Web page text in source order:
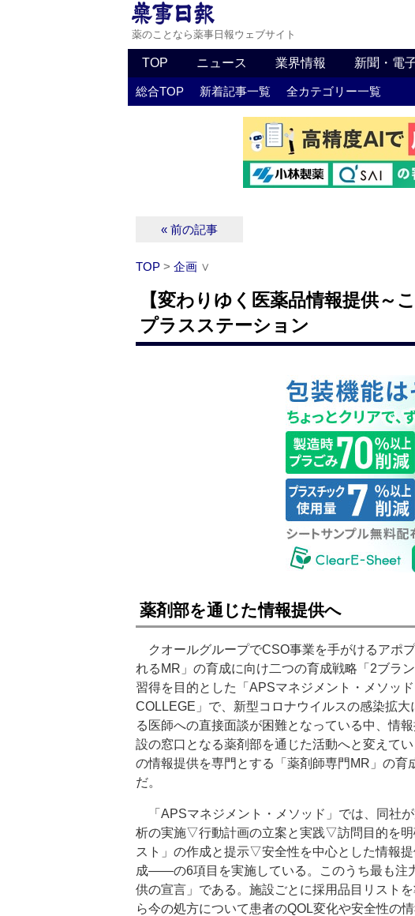
薬のことなら薬事日報ウェブサイト
TOP ニュース 業界情報 新聞・電
総合TOP 新着記事一覧 全カテゴリー一覧
« 前の記事
TOP > 企画 ∨
【変わりゆく医薬品情報提供～
プラスステーション
薬剤部を通じた情報提供へ
クオールグループでCSO事業を手がけるアポ
れるMR」の育成に向け二つの育成戦略「2ブラ
習得を目的とした「APSマネジメント・メソッ
COLLEGE」で、新型コロナウイルスの感染拡
る医師への直接面談が困難となっている中、情
設の窓口となる薬剤部を通じた活動へと変えて
の情報提供を専門とする「薬剤師専門MR」の
だ。
「APSマネジメント・メソッド」では、同社
析の実施▽行動計画の立案と実践▽訪問目的を
スト」の作成と提示▽安全性を中心とした情報
成――の6項目を実施している。このうち最も注
供の宣言」である。施設ごとに採用品目リスト
ら今の処方について患者のQOL変化や安全性の